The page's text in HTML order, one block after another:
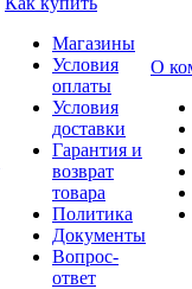
Магазины
Условия
оплаты
Условия
доставки
Гарантия и
возврат
товара
Политика
Документы
Вопрос-
ответ
О